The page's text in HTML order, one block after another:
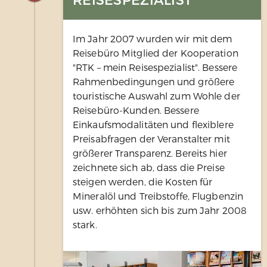
Im Jahr 2007 wurden wir mit dem
Reisebüro Mitglied der Kooperation
"RTK – mein Reisespezialist". Bessere
Rahmenbedingungen und größere
touristische Auswahl zum Wohle der
Reisebüro-Kunden. Bessere
Einkaufsmodalitäten und flexiblere
Preisabfragen der Veranstalter mit
größerer Transparenz. Bereits hier
zeichnete sich ab, dass die Preise
steigen werden, die Kosten für
Mineralöl und Treibstoffe, Flugbenzin
usw. erhöhten sich bis zum Jahr 2008
stark.